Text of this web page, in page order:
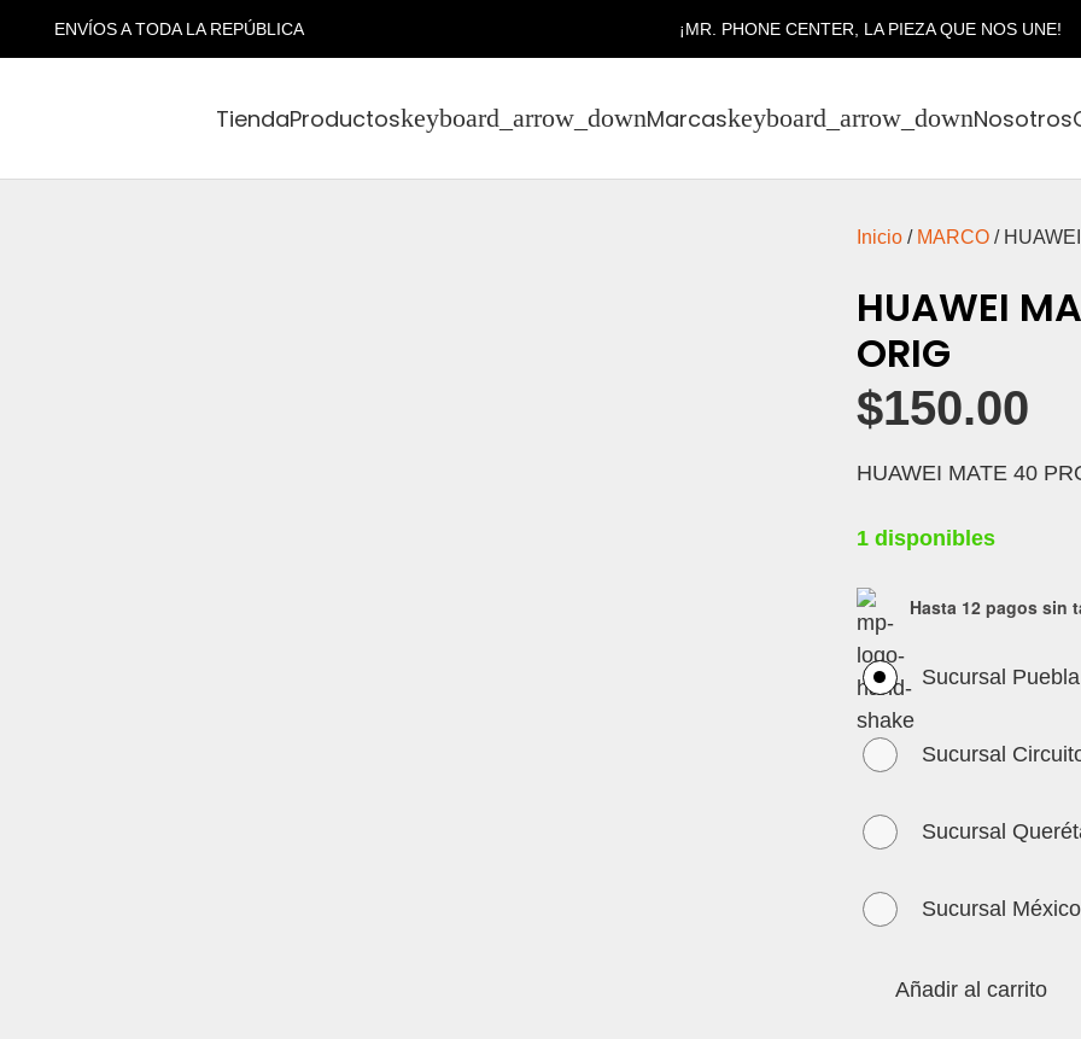
ENVÍOS A TODA LA REPÚBLICA ¡MR. PHONE CENTER, LA PIEZA QUE NOS UNE!
TiendaProductos Marcas Nosotros
Inicio/ MARCO/
HUAWEI
ORIG
$150.00
HUAWEI MATE 40
1 disponibles
Hasta 12 pagos sin
Sucursal Puebla
Sucursal
Sucursal
Sucursal México
Añadir al carrito